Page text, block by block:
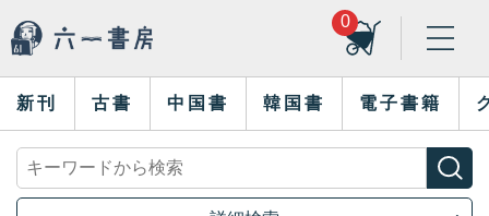
0
新刊 古書 中国書 韓国書 電子書籍